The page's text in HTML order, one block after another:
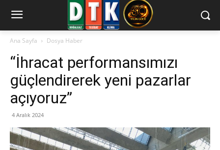
Ana Sayfa Dosya Haber
“İhracat performansımızı
güçlendirerek yeni pazarlar
açıyoruz”
4 Aralık 2024